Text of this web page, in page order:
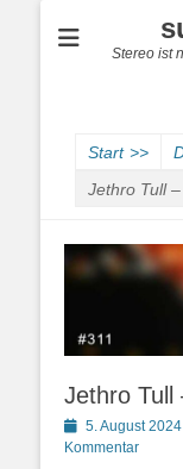
Stereo ist
Start >>
Jethro Tull
Jethro Tull
Posted
on
5. August 2024
Kommentar